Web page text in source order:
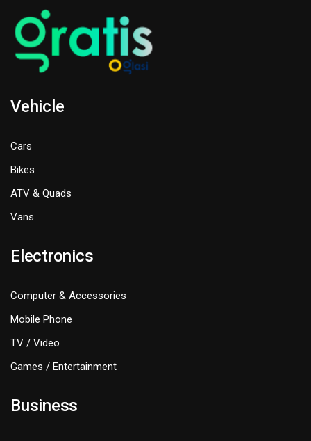
Vehicle
Cars
Bikes
ATV & Quads
Vans
Electronics
Computer & Accessories
Mobile Phone
TV / Video
Games / Entertainment
Business